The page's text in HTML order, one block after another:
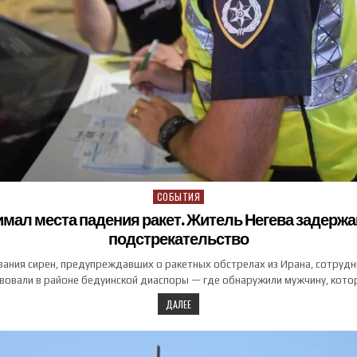
Posted in
СОБЫТИЯ
места падения ракет. Житель Негева
подстрекательство
сирен, предупреждавших о ракетных обстрелах из Ирана,
в районе бедуинской диаспоры — где обнаружили мужчину,
ДАЛЕЕ